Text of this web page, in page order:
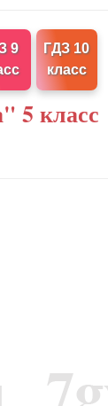
9
ГДЗ 10
класс
5 класс